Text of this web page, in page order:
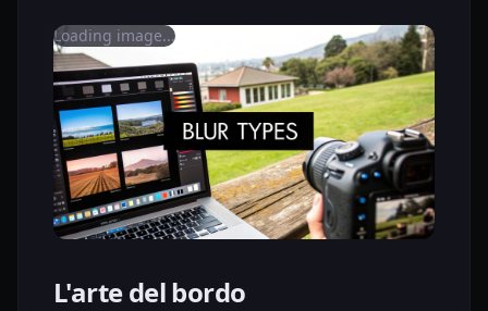
Loading image...
L'arte del bordo